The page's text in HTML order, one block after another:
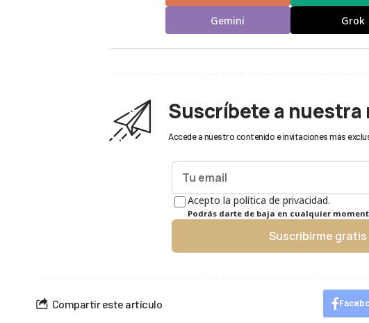
Gemini Grok
Suscríbete a
Accede a nuestro contenido e invitaciones más
Acepto la política de privacidad.
Podrás darte de baja en cualquier
Suscribirme gratis
Compartir este artículo